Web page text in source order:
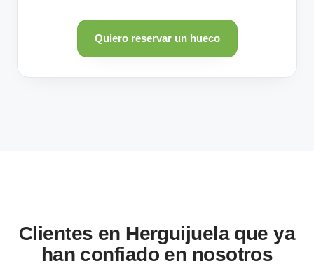
Quiero reservar un hueco
Clientes en Herguijuela que ya
han confiado en nosotros